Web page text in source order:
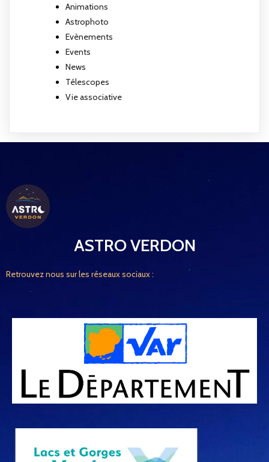
Animations
Astrophoto
Evènements
Events
News
Télescopes
Vie associative
ASTRO VERDON
Retrouvez nous sur les réseaux sociaux :